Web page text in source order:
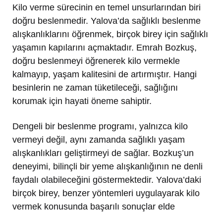
Kilo verme sürecinin en temel unsurlarından biri
doğru beslenmedir. Yalova’da sağlıklı beslenme
alışkanlıklarını öğrenmek, birçok birey için sağlıklı
yaşamın kapılarını açmaktadır. Emrah Bozkuş,
doğru beslenmeyi öğrenerek kilo vermekle
kalmayıp, yaşam kalitesini de artırmıştır. Hangi
besinlerin ne zaman tüketileceği, sağlığını
korumak için hayati öneme sahiptir.
Dengeli bir beslenme programı, yalnızca kilo
vermeyi değil, aynı zamanda sağlıklı yaşam
alışkanlıkları geliştirmeyi de sağlar. Bozkuş’un
deneyimi, bilinçli bir yeme alışkanlığının ne denli
faydalı olabileceğini göstermektedir. Yalova’daki
birçok birey, benzer yöntemleri uygulayarak kilo
vermek konusunda başarılı sonuçlar elde